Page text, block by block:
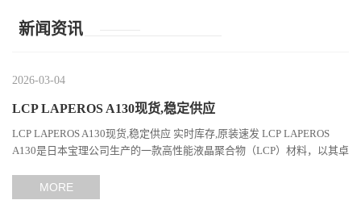
新闻资讯
2026-03-04
LCP LAPEROS A130现货,稳定供应
LCP LAPEROS A130现货,稳定供应 实时库存,原装速发 LCP LAPEROS
A130是日本宝理公司生产的一款高性能液晶聚合物（LCP）材料，以其卓
MORE